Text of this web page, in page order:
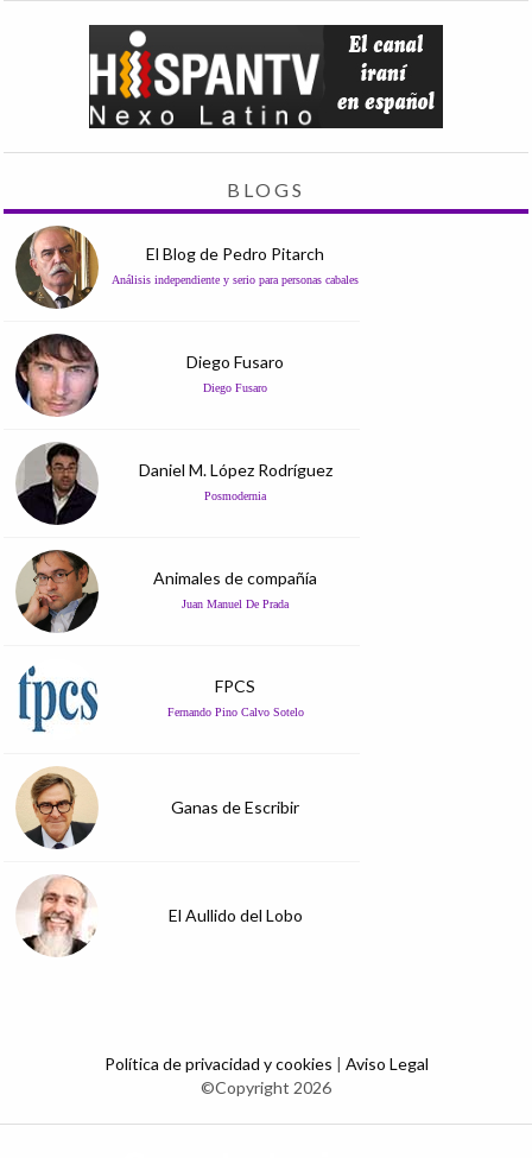
BLOGS
El Blog de Pedro Pitarch
Análisis independiente y serio para personas cabales
Diego Fusaro
Diego Fusaro
Daniel M. López Rodríguez
Posmodernia
Animales de compañía
Juan Manuel De Prada
FPCS
Fernando Pino Calvo Sotelo
Ganas de Escribir
El Aullido del Lobo
Política de privacidad y cookies | Aviso Legal
©Copyright 2026